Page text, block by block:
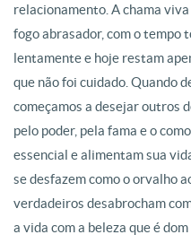
relacionamento. A chama
fogo abrasador, com o tempo
lentamente e hoje restam
que não foi cuidado. Quando
começamos a desejar outros
pelo poder, pela fama e o
essencial e alimentam sua
se desfazem como o orvalho
verdadeiros desabrocham
a vida com a beleza que é dom